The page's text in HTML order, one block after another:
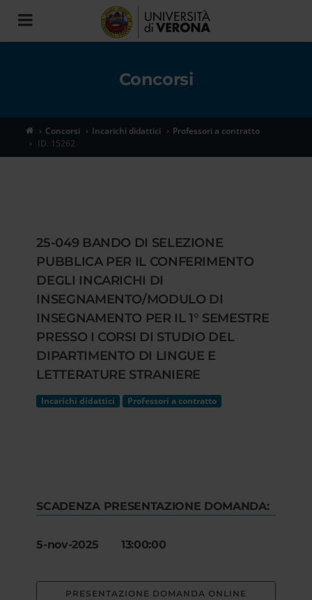
Toggle
navigation
Concorsi
Concorsi Incarichi didattici
Professori a contratto
ID. 15262
25-049 BANDO DI SELEZIONE
PUBBLICA PER IL CONFERIMENTO
DEGLI INCARICHI DI
INSEGNAMENTO/MODULO DI
INSEGNAMENTO PER IL 1° SEMESTRE
PRESSO I CORSI DI STUDIO DEL
DIPARTIMENTO DI LINGUE E
LETTERATURE STRANIERE
Incarichi didattici Professori a contratto
SCADENZA PRESENTAZIONE DOMANDA:
5-nov-2025 13:00:00
PRESENTAZIONE DOMANDA ONLINE